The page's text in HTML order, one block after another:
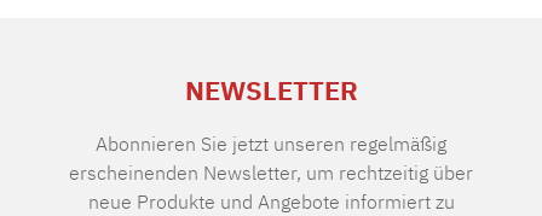
NEWSLETTER
Abonnieren Sie jetzt unseren regelmäßig
erscheinenden Newsletter, um rechtzeitig über
neue Produkte und Angebote informiert zu